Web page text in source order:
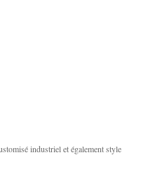
industriel et également style